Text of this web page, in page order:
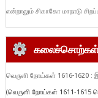
என்றாலும் சிகாகோ மாநாடு
கலைச்சொற்கள்
வெருளி நோய்கள் 1616-1620 :
(வெருளி நோய்கள் 1611-1615